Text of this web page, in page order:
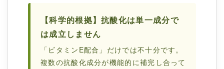
【科学的根拠】抗酸化は単一成分で
は成立しません
「ビタミンE配合」だけでは不十分です。
複数の抗酸化成分が機能的に補完し合って